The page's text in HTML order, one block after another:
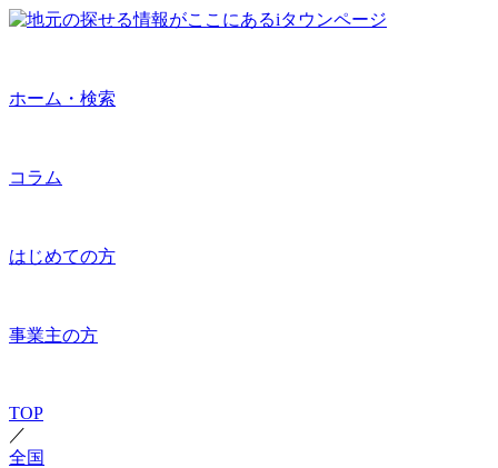
ホーム・検索
コラム
はじめての方
事業主の方
TOP
／
全国